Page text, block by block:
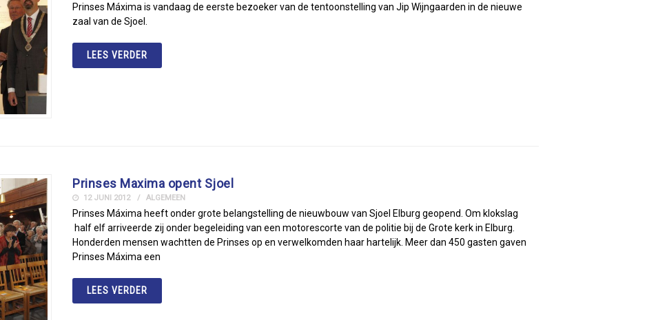
Prinses Máxima is vandaag de eerste bezoeker van de tentoonstelling van Jip Wijngaarden in de nieuwe
zaal van de Sjoel.
LEES VERDER
Prinses Maxima opent Sjoel
12 JUNI 2012 ALGEMEEN
Prinses Máxima heeft onder grote belangstelling de nieuwbouw van Sjoel Elburg geopend. Om klokslag
half elf arriveerde zij onder begeleiding van een motorescorte van de politie bij de Grote kerk in Elburg.
Honderden mensen wachtten de Prinses op en verwelkomden haar hartelijk. Meer dan 450 gasten gaven
Prinses Máxima een
LEES VERDER